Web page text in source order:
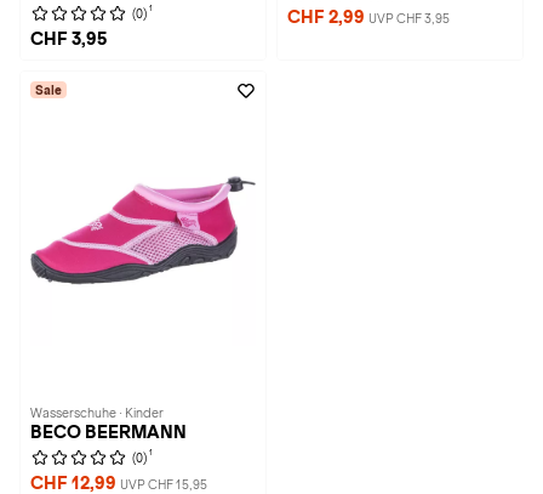
(0) 1
CHF 3,95
CHF 2,99 UVP CHF 3,95
Sale
Wasserschuhe · Kinder
BECO BEERMANN
(0) 1
CHF 12,99 UVP CHF 15,95